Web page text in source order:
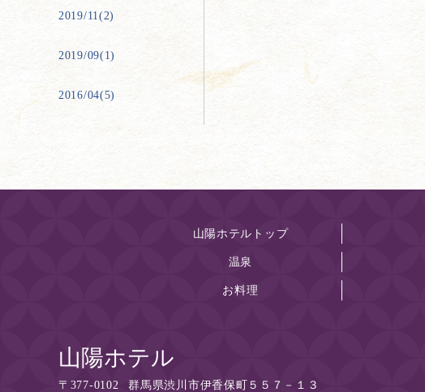
2019/11(2)
2019/09(1)
2016/04(5)
山陽ホテルトップ
温泉
お料理
山陽ホテル
〒 377-0102 群馬県渋川市伊香保町５５７－１３